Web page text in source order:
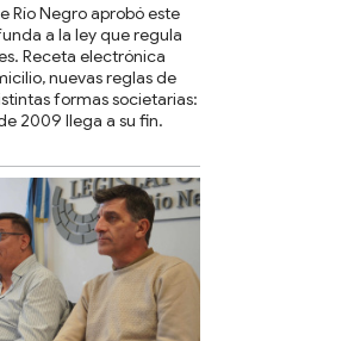
Río Negro aprobó este
a la ley que regula
Receta electrónica
nuevas reglas de
formas societarias:
2009 llega a su fin.